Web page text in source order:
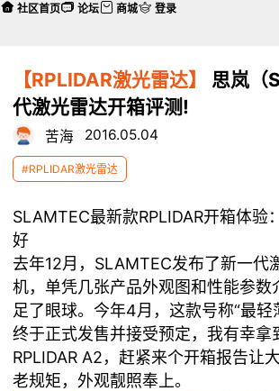
【RPLIDAR激光雷达】
思岚（
代激光雷达开箱评测!
苦海 2016.05.04
#RPLIDAR激光雷达
SLAMTEC最新款RPLIDAR开箱体验
好
去年12月，SLAMTEC发布了新一代
机，单凭几张产品外观图和性能参数
足了眼球。今年4月，这款号称“最轻
终于正式发售并接受预定，我有幸拿
RPLIDAR A2，赶紧来个开箱报告让
老规矩，外观靓照奉上。
社区首页 论坛 商城 登录